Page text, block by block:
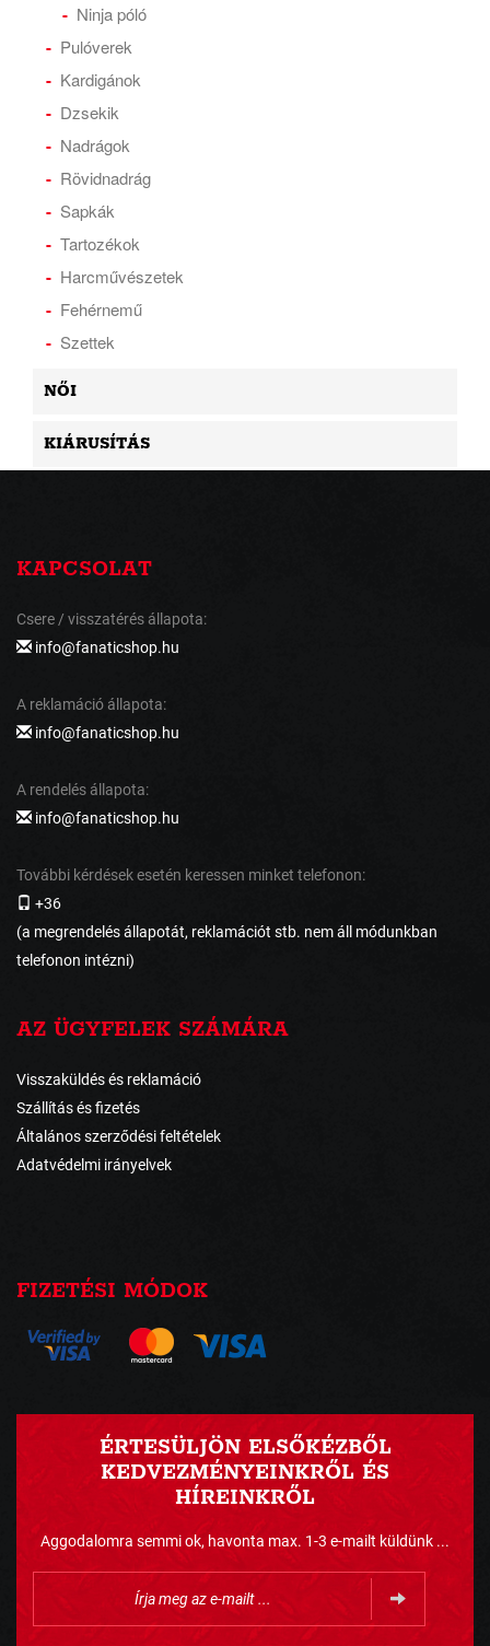
Ninja póló
Pulóverek
Kardigánok
Dzsekik
Nadrágok
Rövidnadrág
Sapkák
Tartozékok
Harcművészetek
Fehérnemű
Szettek
NŐI
KIÁRUSÍTÁS
KAPCSOLAT
Csere / visszatérés állapota:
info@fanaticshop.hu
A reklamáció állapota:
info@fanaticshop.hu
A rendelés állapota:
info@fanaticshop.hu
További kérdések esetén keressen minket telefonon:
+36
(a megrendelés állapotát, reklamációt stb. nem áll módunkban
telefonon intézni)
AZ ÜGYFELEK SZÁMÁRA
Visszaküldés és reklamáció
Szállítás és fizetés
Általános szerződési feltételek
Adatvédelmi irányelvek
FIZETÉSI MÓDOK
ÉRTESÜLJÖN ELSŐKÉZBŐL
KEDVEZMÉNYEINKRŐL ÉS
HÍREINKRŐL
Aggodalomra semmi ok, havonta max. 1-3 e-mailt küldünk ...